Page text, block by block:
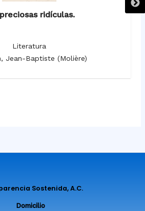
ridículas.
Literatura
Jean-Baptiste (Molière)
Sostenida, A.C.
Domicilio